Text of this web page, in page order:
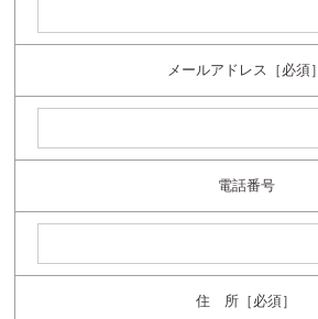
メールアドレス［必須］
電話番号
住 所［必須］